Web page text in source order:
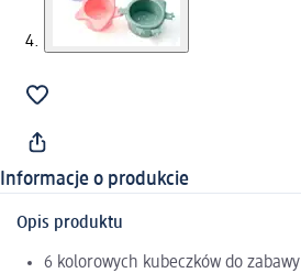
Informacje o produkcie
Opis produktu
6 kolorowych kubeczków do zabawy